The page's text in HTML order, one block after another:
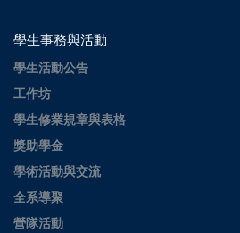
學生事務與活動
學生活動公告
工作坊
學生修業規章與表格
獎助學金
學術活動與交流
全系導聚
營隊活動